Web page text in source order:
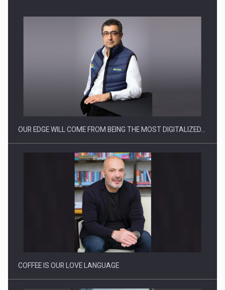
CEO Conference - Shaping The Future - Technology and…
Webinar - Business Evolution-RETHINK STRATEGY-Finantare
Investitii Digitalizare
OUR EDGE WILL COME FROM BEING THE MOST DIGITALIZED…
COFFEE IS OUR LOVE LANGUAGE